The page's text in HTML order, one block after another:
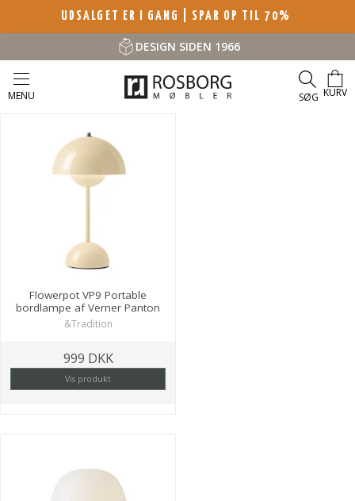
UDSALGET ER I GANG | SPAR OP TIL 70%
DESIGN SIDEN 1966
MENU SØG KURV
Flowerpot VP9 Portable
bordlampe af Verner Panton
&Tradition
999 DKK
Vis produkt